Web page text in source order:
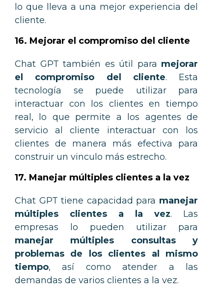
lo que lleva a una mejor experiencia del
cliente.
16. Mejorar el compromiso del cliente
Chat GPT también es útil para mejorar
el compromiso del cliente. Esta
tecnología se puede utilizar para
interactuar con los clientes en tiempo
real, lo que permite a los agentes de
servicio al cliente interactuar con los
clientes de manera más efectiva para
construir un vinculo más estrecho.
17. Manejar múltiples clientes a la vez
Chat GPT tiene capacidad para manejar
múltiples clientes a la vez. Las
empresas lo pueden utilizar para
manejar múltiples consultas y
problemas de los clientes al mismo
tiempo, así como atender a las
demandas de varios clientes a la vez.